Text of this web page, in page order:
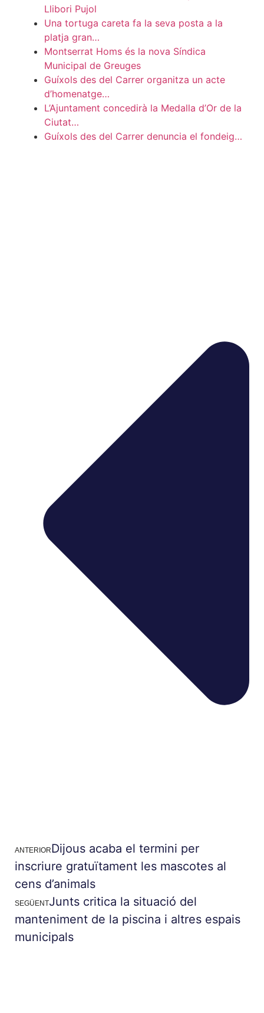
Llibori Pujol
Una tortuga careta fa la seva posta a la
platja gran…
Montserrat Homs és la nova Síndica
Municipal de Greuges
Guíxols des del Carrer organitza un acte
d’homenatge…
L’Ajuntament concedirà la Medalla d’Or de la
Ciutat…
Guíxols des del Carrer denuncia el fondeig…
ANTERIORDijous acaba el termini per
inscriure gratuïtament les mascotes al
cens d’animals
SEGÜENTJunts critica la situació del
manteniment de la piscina i altres espais
municipals